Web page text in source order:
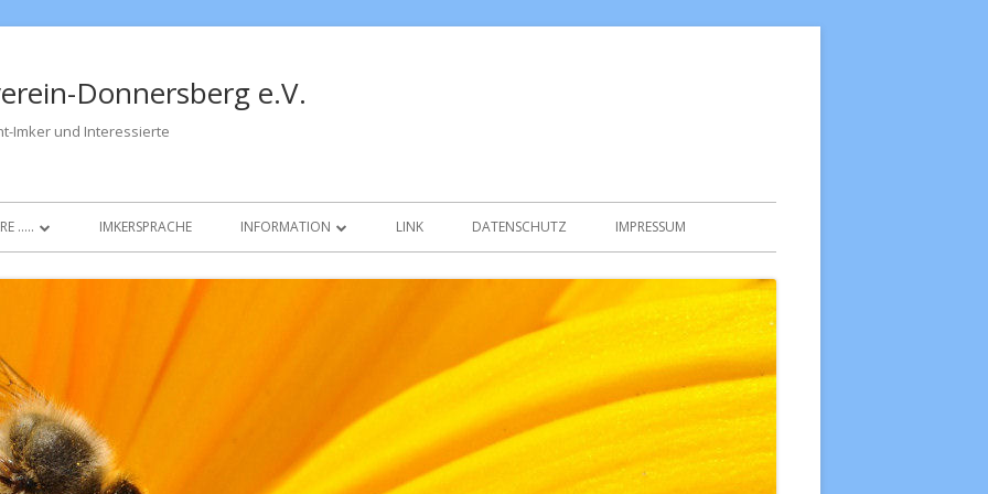
Donnersberg e.V.
Imker und Interessierte
…..
HELFER 1
IMKERSPRACHE INFORMATION
IN BILDERN
LINK DATENSCHUTZ IMPRESSUM